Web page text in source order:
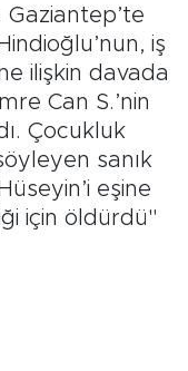
Gaziantep’te
iş
ilişkin davada
Can S.’nin
Çocukluk
sanık
eşine
için öldürdü"